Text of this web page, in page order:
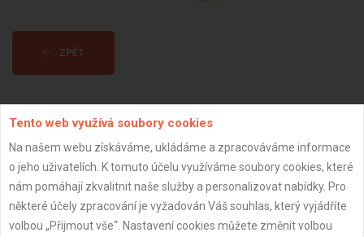
ZPĚT
Důležité informace
Tento web využívá soubory cookies
Na našem webu získáváme, ukládáme a zpracováváme informace
o jeho uživatelích. K tomuto účelu využíváme soubory cookies, které
nám pomáhají zkvalitnit naše služby a personalizovat nabídky. Pro
některé účely zpracování je vyžadován Váš souhlas, který vyjádříte
volbou „Přijmout vše“. Nastavení cookies můžete změnit volbou